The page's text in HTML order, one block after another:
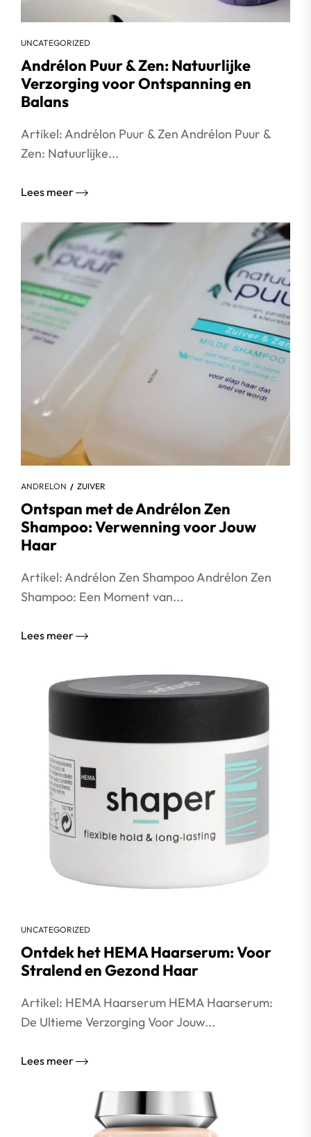
UNCATEGORIZED
Andrélon Puur & Zen: Natuurlijke
Verzorging voor Ontspanning en
Balans
Artikel: Andrélon Puur & Zen Andrélon Puur &
Zen: Natuurlijke...
Lees meer
ANDRELON ZUIVER
Ontspan met de Andrélon Zen
Shampoo: Verwenning voor Jouw
Haar
Artikel: Andrélon Zen Shampoo Andrélon Zen
Shampoo: Een Moment van...
Lees meer
UNCATEGORIZED
Ontdek het HEMA Haarserum: Voor
Stralend en Gezond Haar
Artikel: HEMA Haarserum HEMA Haarserum:
De Ultieme Verzorging Voor Jouw...
Lees meer